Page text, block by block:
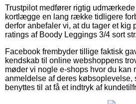
Trustpilot medfører rigtig
kortlægge en lang række tidligere
derfor anbefaler vi, at du tager et kig
ratings af Boody Leggings 3/4 sort
Facebook frembyder tillige faktisk
kendskab til online webshoppens
møder vi nogle e-shops hvor du kan
anmeldelse af deres købsoplevelse,
benyttes til at få et indtryk af